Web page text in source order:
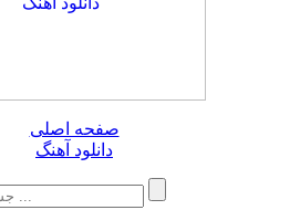
صفحه اصلی
دانلود آهنگ